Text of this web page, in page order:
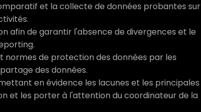
et la collecte de données probantes sur
afin de garantir l'absence de divergences et le
normes de protection des données par les
des données.
en évidence les lacunes et les principales
et les porter à l'attention du coordinateur de la